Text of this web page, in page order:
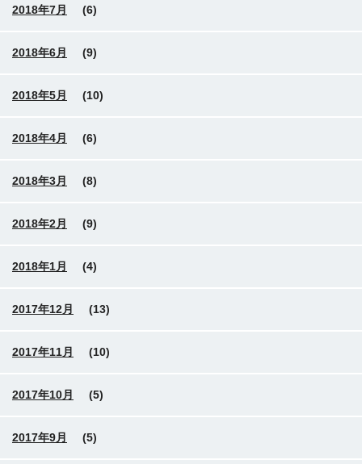
2018年7月 (6)
2018年6月 (9)
2018年5月 (10)
2018年4月 (6)
2018年3月 (8)
2018年2月 (9)
2018年1月 (4)
2017年12月 (13)
2017年11月 (10)
2017年10月 (5)
2017年9月 (5)